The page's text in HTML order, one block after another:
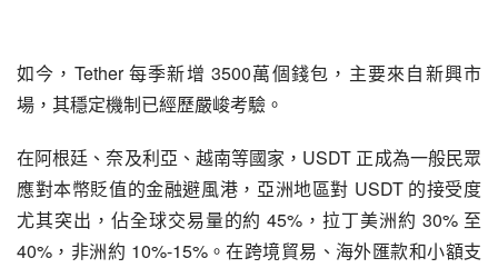
如今，Tether 每季新增 3500萬個錢包，主要來自新興市
場，其穩定機制已經歷嚴峻考驗。
在阿根廷、奈及利亞、越南等國家，USDT 正成為一般民眾
應對本幣貶值的金融避風港，亞洲地區對 USDT 的接受度
尤其突出，佔全球交易量的約 45%，拉丁美洲約 30% 至
40%，非洲約 10%-15%。在跨境貿易、海外匯款和小額支